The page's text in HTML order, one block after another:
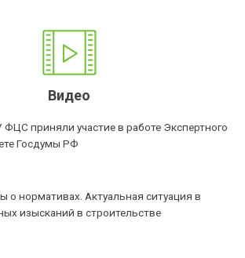
Видео
приняли участие в работе Экспертного
Госдумы РФ
о нормативах. Актуальная ситуация в
изысканий в строительстве